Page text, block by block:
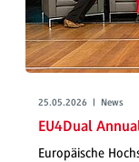
25.05.2026 | News
EU4Dual
Europäische